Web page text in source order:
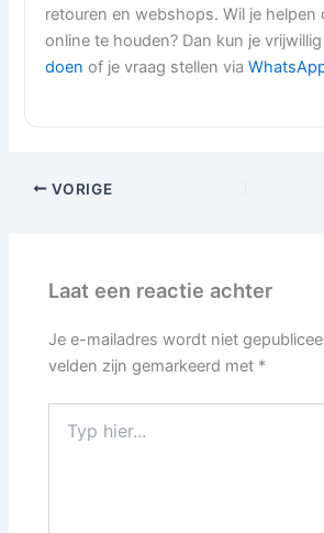
retouren en webshops. Wil je helpen
online te houden? Dan kun je
doen of je vraag stellen via
VORIGE
Laat een reactie achter
Je e-mailadres wordt niet
velden zijn gemarkeerd met *
hier...